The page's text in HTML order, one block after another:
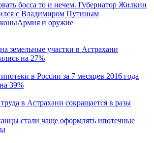
босса то и нечем. Губернатор Жилкин
с Владимиром Путиным
Армия и оружие
земельные участки в Астрахани
на 27%
в России за 7 месяцев 2016 года
39%
в Астрахани сокращается в разы
стали чаще оформлять ипотечные